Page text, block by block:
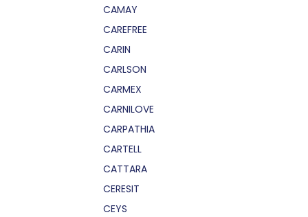
CAMAY
CAREFREE
CARIN
CARLSON
CARMEX
CARNILOVE
CARPATHIA
CARTELL
CATTARA
CERESIT
CEYS